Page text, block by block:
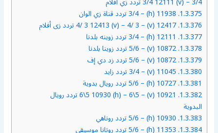
1.3.375.
1.3.376. 12417 (v) – 4/ 3 12413 (v) – 4/ 3 تردد زى أفلام
1.3.377.
1.3.378. 10872 (v) – 5/6 تردد زوينا بلدنا
1.3.379. 10872 (v) – 5/6 تردد زد دي إف
1.3.380.
1.3.381. 10727 (h) – 5/6 تردد رويال بدوية
1.3.382.
10921 (v) – 6\5 10930 (h) – 6\5 تردد رويال
البدوية
1.3.383.
1.3.384.